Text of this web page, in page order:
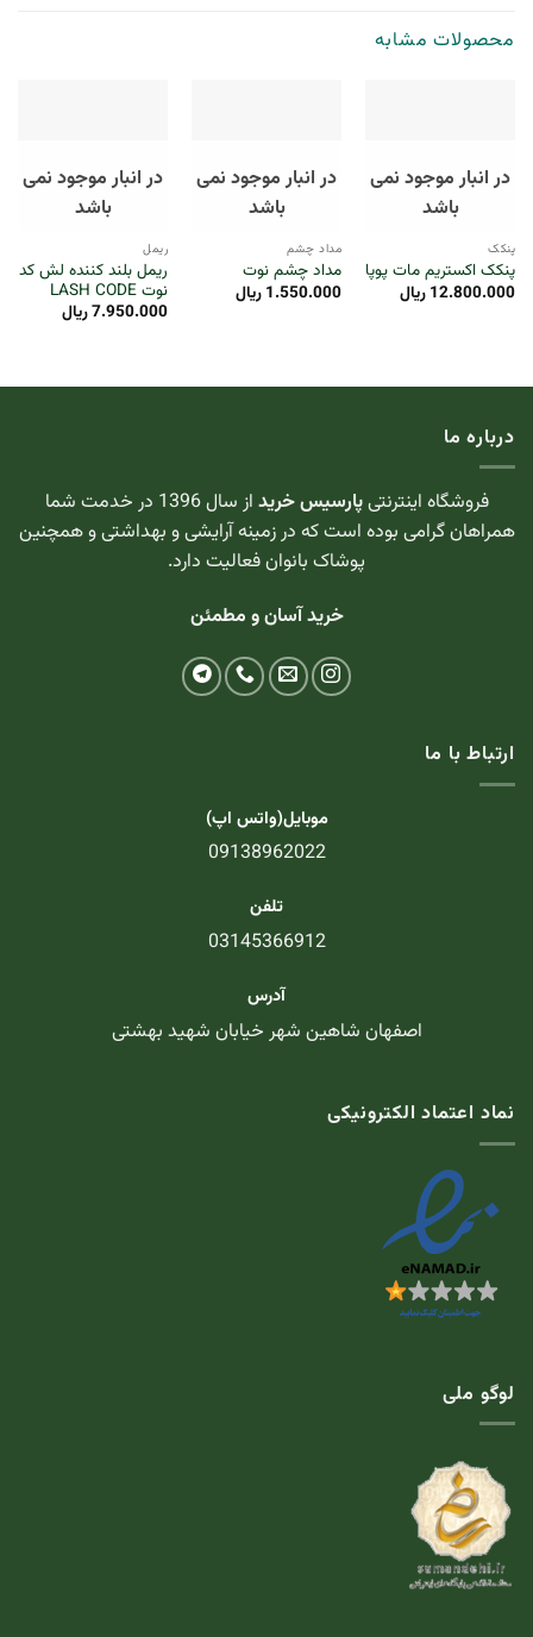
محصولات مشابه
در انبار موجود نمی
باشد
پنکک
پنکک اکستریم مات پوپا
12.800.000ریال
در انبار موجود نمی
باشد
مداد چشم
مداد چشم نوت
1.550.000ریال
در انبار موجود نمی
باشد
ریمل
ریمل بلند کننده لش کد
نوت LASH CODE
7.950.000ریال
درباره ما
فروشگاه اینترنتیپارسیس خرید
از سال 1396 در خدمت شما
همراهان گرامی بوده است که در زمینه آرایشی و بهداشتی و همچنین
پوشاک بانوان فعالیت دارد.
خرید آسان و مطمئن
ارتباط با ما
موبایل(واتس اپ)
09138962022
تلفن
03145366912
آدرس
اصفهان شاهین شهر خیابان شهید بهشتی
نماد اعتماد الکترونیکی
لوگو ملی